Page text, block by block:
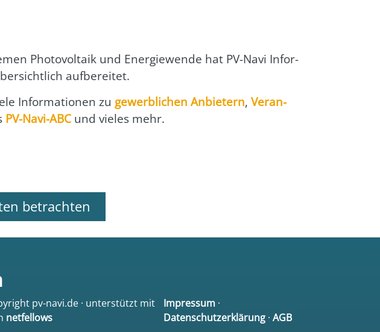
Pho­to­vol­ta­ik und Ener­gie­wen­de hat PV-Navi Infor­
auf­be­rei­tet.
Infor­ma­tio­nen zu gewerb­li­chen Anbie­tern,Ver­an­
PV-Navi-ABCund vie­les mehr.
betrachten
pv-navi.de · unterstützt mit
netfellows
Impressum·
Datenschutzerklärung· AGB